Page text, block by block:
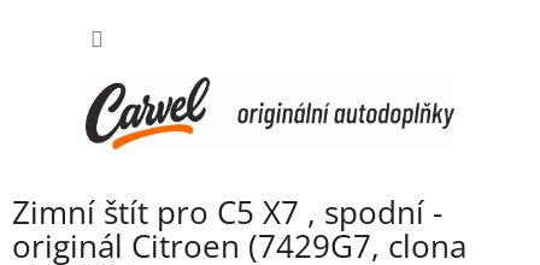
Zimní štít pro C5 X7 , spodní -
originál Citroen (7429G7, clona